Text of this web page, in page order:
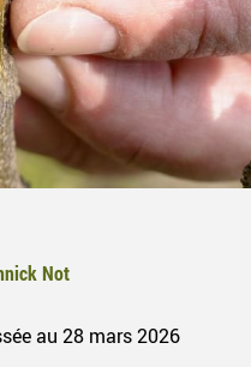
Not
au 28 mars 2026